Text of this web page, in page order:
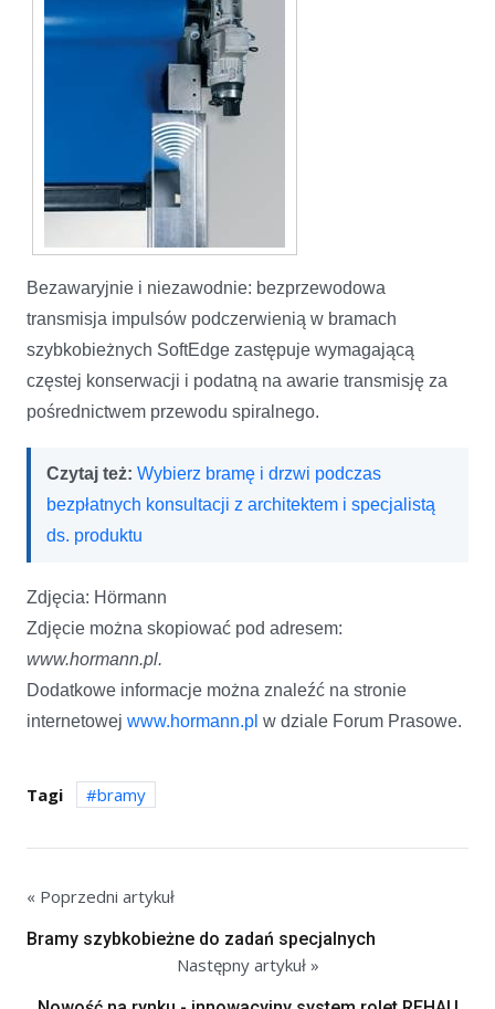
Bezawaryjnie i niezawodnie: bezprzewodowa
transmisja impulsów podczerwienią w bramach
szybkobieżnych SoftEdge zastępuje wymagającą
częstej konserwacji i podatną na awarie transmisję za
pośrednictwem przewodu spiralnego.
Czytaj też: Wybierz bramę i drzwi podczas
bezpłatnych konsultacji z architektem i specjalistą
ds. produktu
Zdjęcia: Hörmann
Zdjęcie można skopiować pod adresem:
www.hormann.pl.
Dodatkowe informacje można znaleźć na stronie
internetowej www.hormann.pl w dziale Forum Prasowe.
Tagi bramy
« Poprzedni artykuł
Bramy szybkobieżne do zadań specjalnych
Następny artykuł »